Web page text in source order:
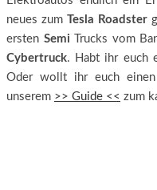
neues zum Tesla Roadster
ersten Semi Trucks vom
Cybertruck. Habt ihr euch
Oder wollt ihr euch
unserem >> Guide << zum